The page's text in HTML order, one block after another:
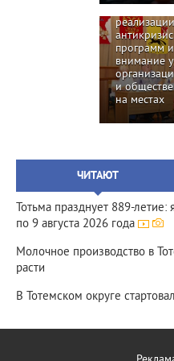
реализации
программ
внимание
и
на местах
ЧИТАЮТ
Тотьма празднует
по 9 августа 2026 года
Молочное производство в
расти
В Тотемском округе